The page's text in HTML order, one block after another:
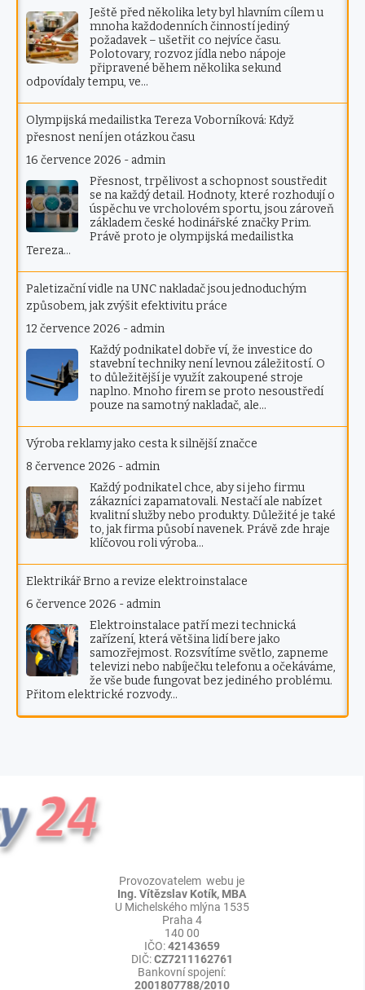
Ještě před několika lety byl hlavním cílem u
mnoha každodenních činností jediný
požadavek – ušetřit co nejvíce času.
Polotovary, rozvoz jídla nebo nápoje
připravené během několika sekund
odpovídaly tempu, ve…
Olympijská medailistka Tereza Voborníková: Když
přesnost není jen otázkou času
16 července 2026 - admin
Přesnost, trpělivost a schopnost soustředit
se na každý detail. Hodnoty, které rozhodují o
úspěchu ve vrcholovém sportu, jsou zároveň
základem české hodinářské značky Prim.
Právě proto je olympijská medailistka
Tereza…
Paletizační vidle na UNC nakladač jsou jednoduchým
způsobem, jak zvýšit efektivitu práce
12 července 2026 - admin
Každý podnikatel dobře ví, že investice do
stavební techniky není levnou záležitostí. O
to důležitější je využít zakoupené stroje
naplno. Mnoho firem se proto nesoustředí
pouze na samotný nakladač, ale…
Výroba reklamy jako cesta k silnější značce
8 července 2026 - admin
Každý podnikatel chce, aby si jeho firmu
zákazníci zapamatovali. Nestačí ale nabízet
kvalitní služby nebo produkty. Důležité je také
to, jak firma působí navenek. Právě zde hraje
klíčovou roli výroba…
Elektrikář Brno a revize elektroinstalace
6 července 2026 - admin
Elektroinstalace patří mezi technická
zařízení, která většina lidí bere jako
samozřejmost. Rozsvítíme světlo, zapneme
televizi nebo nabíječku telefonu a očekáváme,
že vše bude fungovat bez jediného problému.
Přitom elektrické rozvody…
Provozovatelem webu je
Ing. Vítězslav Kotík, MBA
U Michelského mlýna 1535
Praha 4
140 00
IČO:42143659
DIČ:CZ7211162761
Bankovní spojení:
2001807788/2010